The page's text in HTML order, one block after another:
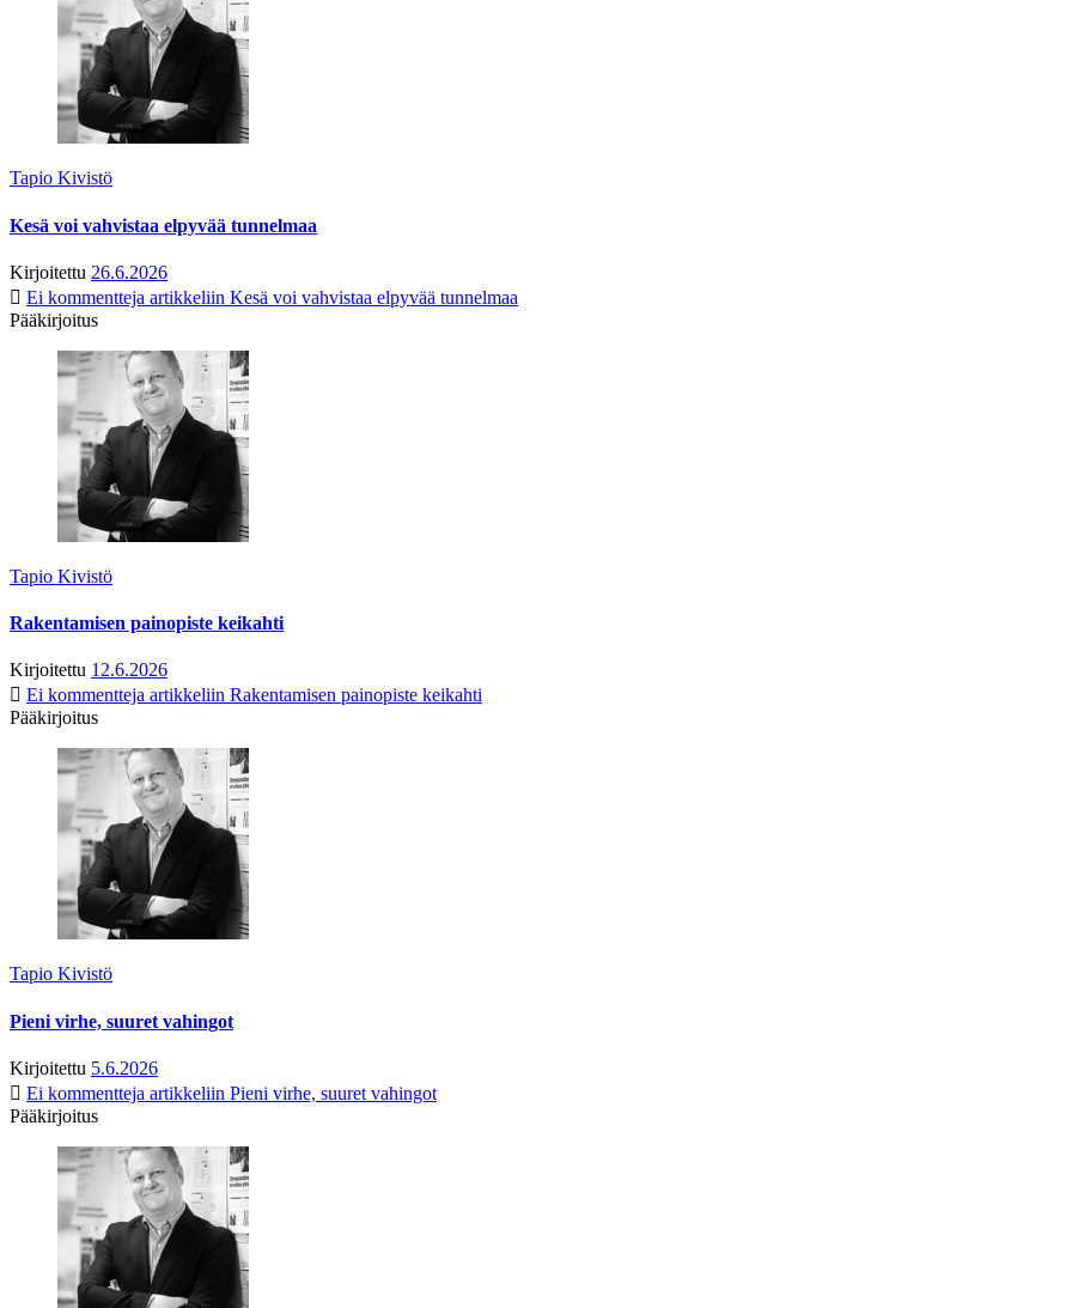
Tapio Kivistö
Kesä voi vahvistaa elpyvää tunnelmaa
Kirjoitettu 26.6.2026
Ei kommentteja artikkeliin Kesä voi vahvistaa elpyvää tunnelmaa
Pääkirjoitus
Tapio Kivistö
Rakentamisen painopiste keikahti
Kirjoitettu 12.6.2026
Ei kommentteja artikkeliin Rakentamisen painopiste keikahti
Pääkirjoitus
Tapio Kivistö
Pieni virhe, suuret vahingot
Kirjoitettu 5.6.2026
Ei kommentteja artikkeliin Pieni virhe, suuret vahingot
Pääkirjoitus